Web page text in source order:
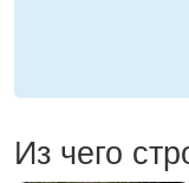
Из чего